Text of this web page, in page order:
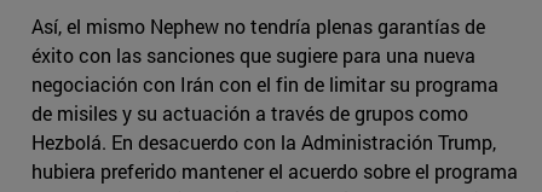
Así, el mismo Nephew no tendría plenas garantías de
éxito con las sanciones que sugiere para una nueva
negociación con Irán con el fin de limitar su programa
de misiles y su actuación a través de grupos como
Hezbolá. En desacuerdo con la Administración Trump,
hubiera preferido mantener el acuerdo sobre el programa